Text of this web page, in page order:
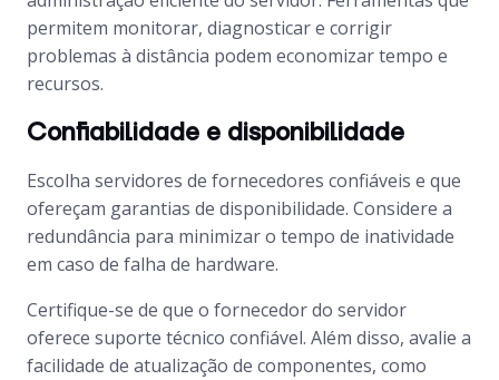
permitem monitorar, diagnosticar e corrigir
problemas à distância podem economizar tempo e
recursos.
Confiabilidade e disponibilidade
Escolha servidores de fornecedores confiáveis e que
ofereçam garantias de disponibilidade. Considere a
redundância para minimizar o tempo de inatividade
em caso de falha de hardware.
Certifique-se de que o fornecedor do servidor
oferece suporte técnico confiável. Além disso, avalie a
facilidade de atualização de componentes, como